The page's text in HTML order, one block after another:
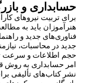
حسابداری و
برای تربیت نیروهای
هنرآموزان باید به
فناوریهای جدید و
جدید در محاسبات،
حجم اطلاعات و سرعت
امر حسابداری به روش
نشر کتابهای تألیفی